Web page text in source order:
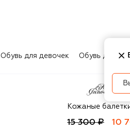
Обувь для девочек Обувь для
Age of Innocence
Кожаные
15 300 ₽ 10